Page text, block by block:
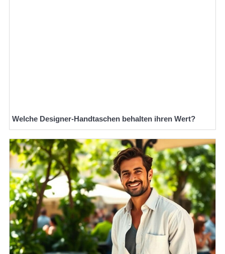
Welche Designer-Handtaschen behalten ihren Wert?